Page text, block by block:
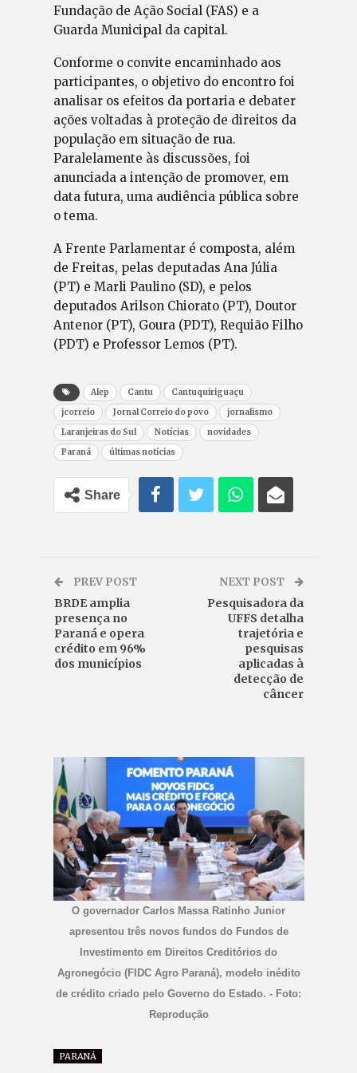
Fundação de Ação Social (FAS) e a
Guarda Municipal da capital.
Conforme o convite encaminhado aos
participantes, o objetivo do encontro foi
analisar os efeitos da portaria e debater
ações voltadas à proteção de direitos da
população em situação de rua.
Paralelamente às discussões, foi
anunciada a intenção de promover, em
data futura, uma audiência pública sobre
o tema.
A Frente Parlamentar é composta, além
de Freitas, pelas deputadas Ana Júlia
(PT) e Marli Paulino (SD), e pelos
deputados Arilson Chiorato (PT), Doutor
Antenor (PT), Goura (PDT), Requião Filho
(PDT) e Professor Lemos (PT).
Alep Cantu
Cantuquiriguaçu
jcorreio
Jornal Correio do povo
jornalismo
Laranjeiras do Sul
Notícias
novidades
Paraná
últimas notícias
Share
PREV POST
BRDE amplia
presença no
Paraná e opera
crédito em 96%
dos municípios
NEXT POST
Pesquisadora da
UFFS detalha
trajetória e
pesquisas
aplicadas à
detecção de
câncer
O governador Carlos Massa Ratinho Junior
apresentou três novos fundos do Fundos de
Investimento em Direitos Creditórios do
Agronegócio (FIDC Agro Paraná), modelo inédito
de crédito criado pelo Governo do Estado. - Foto:
Reprodução
PARANÁ